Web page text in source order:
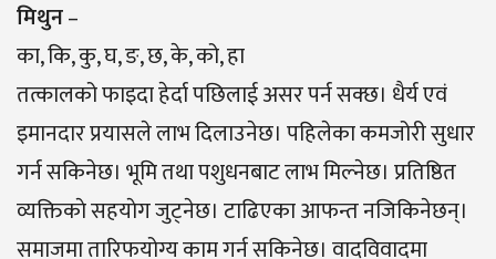
मिथुन–
का, कि, कु, घ, ङ, छ, के, को, हा
तत्कालको फाइदा हेर्दा पछिलाई असर पर्न सक्छ। धैर्य एवं
इमानदार प्रयासले लाभ दिलाउनेछ। पहिलेका कमजोरी सुधार
गर्न सकिनेछ। भूमि तथा पशुधनबाट लाभ मिल्नेछ। प्रतिष्ठित
व्यक्तिकाे सहयाेग जुट्नेछ। टाढिएका आफन्त नजिकिनेछन्।
समाजमा तारिफयोग्य काम गर्न सकिनेछ। वादविवादमा